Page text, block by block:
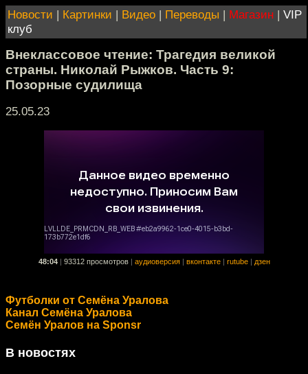
Новости | Картинки | Видео | Переводы | Магазин | VIP
клуб
Внеклассовое чтение: Трагедия великой
страны. Николай Рыжков. Часть 9:
Позорные судилища
25.05.23
48:04 93312 просмотров аудиоверсия вконтакте rutube дзен
Футболки от Семёна Уралова
Канал Семёна Уралова
Семён Уралов на Sponsr
В новостях